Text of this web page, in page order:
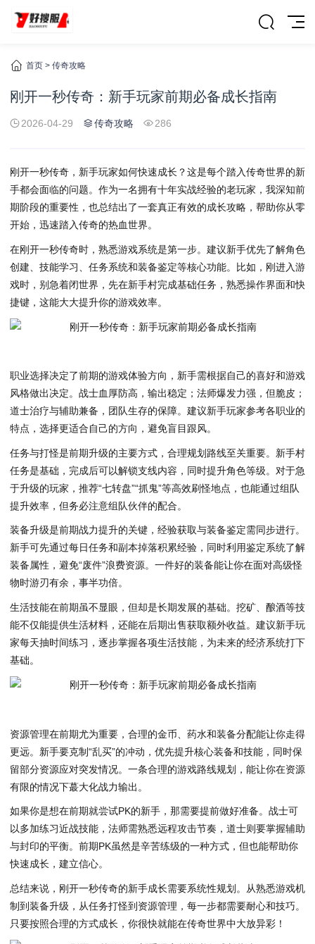
首页 > 传奇攻略
刚开一秒传奇：新手玩家前期必备成长指南
2026-04-29 传奇攻略 286
刚开一秒传奇，新手玩家如何快速成长？这是每个踏入传奇世界的新
手都会面临的问题。作为一名拥有十年实战经验的老玩家，我深知前
期阶段的重要性，也总结出了一套真正有效的成长攻略，帮助你从零
开始，迅速踏入传奇的热血世界。
在刚开一秒传奇时，熟悉游戏系统是第一步。建议新手优先了解角色
创建、技能学习、任务系统和装备鉴定等核心功能。比如，刚进入游
戏时，别急着闭世界，先在新手村完成基础任务，熟悉操作界面和快
捷键，这能大大提升你的游戏效率。
职业选择决定了前期的游戏体验方向，新手需根据自己的喜好和游戏
风格做出决定。战士血厚防高，输出稳定；法师爆发力强，但脆皮；
道士治疗与辅助兼备，团队生存的保障。建议新手玩家参考各职业的
特点，选择更适合自己的方向，避免盲目跟风。
任务与打怪是前期升级的主要方式，合理规划路线至关重要。新手村
任务是基础，完成后可以解锁支线内容，同时提升角色等级。对于急
于升级的玩家，推荐“七转盘”“抓鬼”等高效刷怪地点，也能通过组队
提升效率，但务必注意组队伙伴的配合。
装备升级是前期战力提升的关键，经验获取与装备鉴定需同步进行。
新手可先通过每日任务和副本掉落积累经验，同时利用鉴定系统了解
装备属性，避免“废件”浪费资源。一件好的装备能让你在面对高级怪
物时游刃有余，事半功倍。
生活技能在前期虽不显眼，但却是长期发展的基础。挖矿、酿酒等技
能不仅能提供生活材料，还能在后期出售获取额外收益。建议新手玩
家每天抽时间练习，逐步掌握各项生活技能，为未来的经济系统打下
基础。
资源管理在前期尤为重要，合理的金币、药水和装备分配能让你走得
更远。新手要克制“乱买”的冲动，优先提升核心装备和技能，同时保
留部分资源应对突发情况。一条合理的游戏路线规划，能让你在资源
有限的情况下蕞大化战力输出。
如果你是想在前期就尝试PK的新手，那需要提前做好准备。战士可
以多加练习近战技能，法师需熟悉远程攻击节奏，道士则要掌握辅助
与封印的平衡。前期PK虽然是辛苦练级的一种方式，但也能帮助你
快速成长，建立信心。
总结来说，刚开一秒传奇的新手成长需要系统性规划。从熟悉游戏机
制到装备升级，从任务打怪到资源管理，每一步都需要耐心和技巧。
只要按照合理的方式成长，你很快就能在传奇世界中大放异彩！